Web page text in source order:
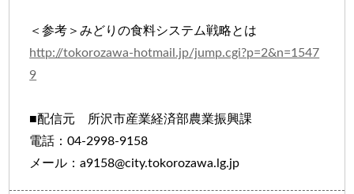
＜参考＞みどりの食料システム戦略とは
http://tokorozawa-hotmail.jp/jump.cgi?p=2&n=1547
9
■配信元 所沢市産業経済部農業振興課
電話：04-2998-9158
メール：a9158@city.tokorozawa.lg.jp